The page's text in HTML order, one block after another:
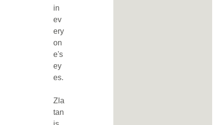
in
ev
ery
on
e's
ey
es.
Zla
tan